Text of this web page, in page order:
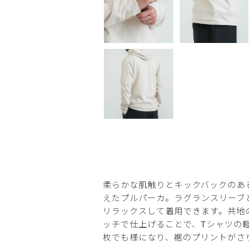
柔らかな肌触りとキックバックの
えたプルパーカ。ラグランスリー
リラックスして着用できます。共
ッチで仕上げることで、Tシャツの
枚でも様になり、裾のプリントがさ